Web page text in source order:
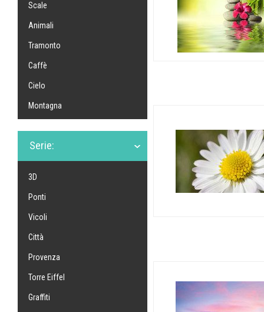
Scale
Animali
Tramonto
Caffè
Cielo
Montagna
Serie:
3D
Ponti
Vicoli
Città
Provenza
Torre Eiffel
Graffiti